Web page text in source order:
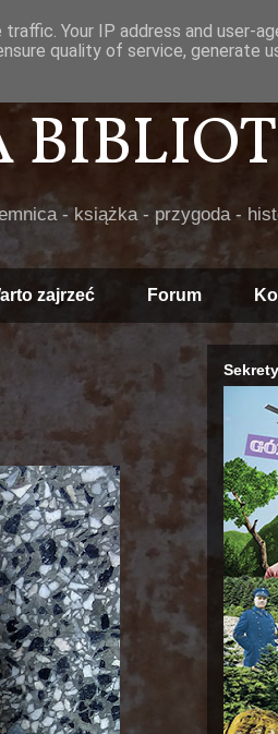
- książka - przygoda -
zajrzeć Forum
Your IP address and user-
quality of service, generate